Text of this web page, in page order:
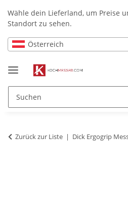
Wähle dein Lieferland, um Preise
Standort zu sehen.
Österreich
Zurück zur Liste Dick Ergogrip